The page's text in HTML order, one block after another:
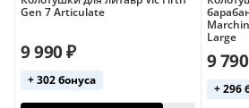
Gen 7 Articulate
9 990 ₽
+ 302 бонуса
Large
9
+ 296